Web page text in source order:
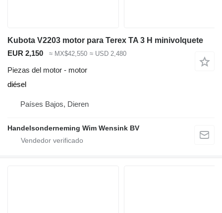
Kubota V2203 motor para Terex TA 3 H minivolquete
EUR 2,150
≈ MX$42,550 ≈ USD 2,480
Piezas del motor - motor
diésel
Países Bajos, Dieren
Handelsonderneming Wim Wensink BV